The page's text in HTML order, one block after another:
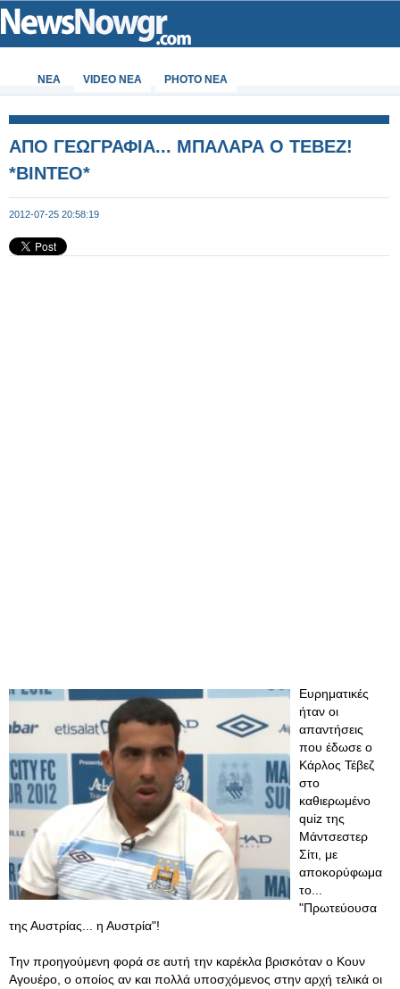
ΝΕΑ VIDEO NEA PHOTO NEA
ΑΠΟ ΓΕΩΓΡΑΦΙΑ... ΜΠΑΛΑΡΑ Ο ΤΕΒΕΖ!
*ΒΙΝΤΕΟ*
2012-07-25 20:58:19
Ευρηματικές
ήταν οι
απαντήσεις
που έδωσε ο
Κάρλος Τέβεζ
στο
καθιερωμένο
quiz της
Μάντσεστερ
Σίτι, με
αποκορύφωμα
το...
"Πρωτεύουσα
της Αυστρίας... η Αυστρία"!
Την προηγούμενη φορά σε αυτή την καρέκλα βρισκόταν ο Κουν
Αγουέρο, ο οποίος αν και πολλά υποσχόμενος στην αρχή τελικά οι